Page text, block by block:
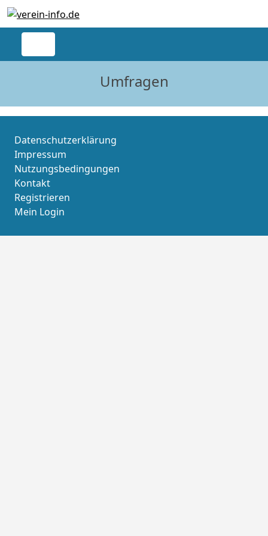
Umfragen
Datenschutzerklärung
Impressum
Nutzungsbedingungen
Kontakt
Registrieren
Mein Login